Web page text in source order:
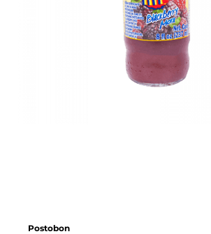
Postobon